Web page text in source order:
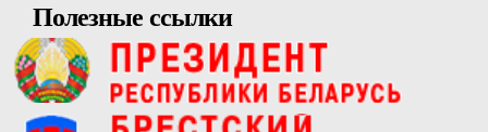
Полезные ссылки